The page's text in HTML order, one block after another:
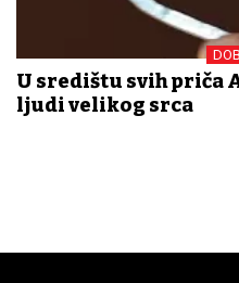
U središtu svih priča
ljudi velikog srca